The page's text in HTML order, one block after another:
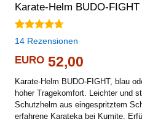
Karate-Helm BUDO-
Bewertet
von 5,
basierend
auf
14
Kundenbewertungen
14Rezensionen
EURO52,00
Karate-Helm BUDO-FIGHT, blau
hoher Tragekomfort. Leichter und
Schutzhelm aus eingespritztem
erfahrene Karateka bei Kumite.